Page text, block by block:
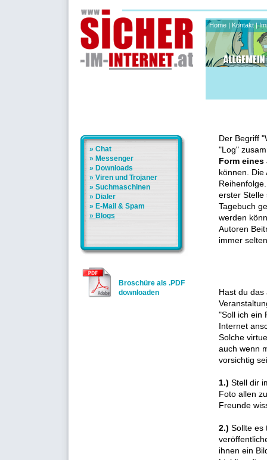
Home | Kontakt|
» Chat
» Messenger
» Downloads
» Viren und Trojaner
» Suchmaschinen
» Dialer
» E-Mail & Spam
» Blogs
Broschüre als .PDF
downloaden
Der Begriff
"Log"
Form
können.
erster Stelle
Tagebuch
werden
Autoren
immer
Hast du
"Soll ich ein
Internet
Solche
auch wenn
vorsichtig
1.) Stell dir
Foto allen
Freunde
2.) Sollte es
ihnen ein